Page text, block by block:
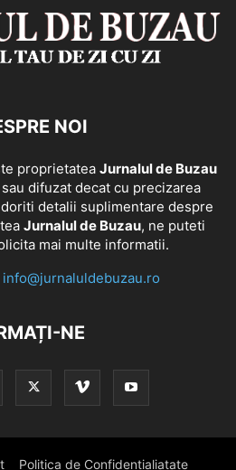
NOI
proprietatea Jurnalul de Buzau
difuzat decat cu precizarea
detalii suplimentare despre
Jurnalul de Buzau, ne puteti
mai multe informatii.
info@jurnaluldebuzau.ro
NE
Politica de Confidentialiatate